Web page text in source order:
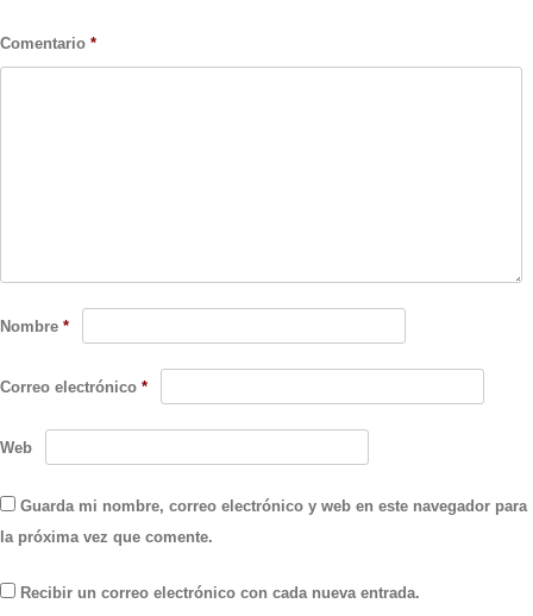
Comentario *
Nombre *
Correo electrónico *
Web
Guarda mi nombre, correo electrónico y web en este navegador para
la próxima vez que comente.
Recibir un correo electrónico con cada nueva entrada.